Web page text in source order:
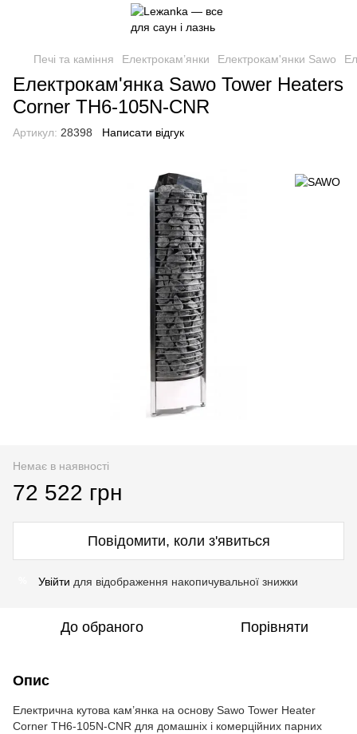
Печі та каміння Електрокам’янки Електрокам'янки Sawo
Електрокам'янка Sawo Tower Heaters
Corner TH6-105N-CNR
Артикул: 28398 Написати відгук
Немає в наявності
72 522 грн
Повідомити, коли з'явиться
Увійти для відображення накопичувальної знижки
До обраного Порівняти
Опис
Електрична кутова кам’янка на основу Sawo Tower Heater
Corner TH6-105N-CNR для домашніх і комерційних парних